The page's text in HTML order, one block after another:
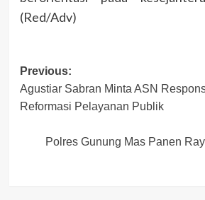
(Red/Adv)
Post
navigation
Previous:
Agustiar Sabran Minta ASN
Reformasi Pelayanan Publik
Polres Gunung Mas Panen